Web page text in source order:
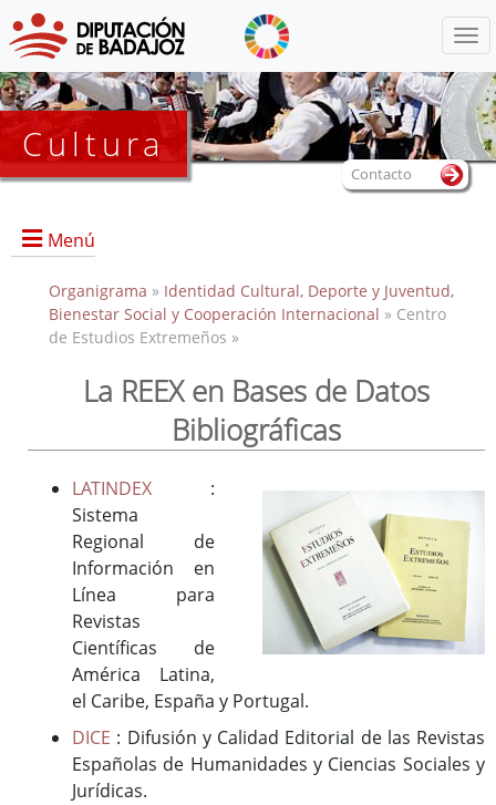
Cultura
Menú
Portada
Información General
Publicaciones del CEEX
Enlaces de interés
Donaciones
Catálogo del Centro de Estudios Extremeños
Seudónimos de autores extremeños
Revista de Estudios Extremeños
Organigrama » Identidad Cultural, Deporte y Juventud,
Bienestar Social y Cooperación Internacional » Centro
de Estudios Extremeños »
La REEX en Bases de Datos
Bibliográficas
LATINDEX :
Sistema
Regional de
Información en
Línea para
Revistas
Científicas de
América Latina,
el Caribe, España y Portugal.
DICE : Difusión y Calidad Editorial de las Revistas
Españolas de Humanidades y Ciencias Sociales y
Jurídicas.
Contacto